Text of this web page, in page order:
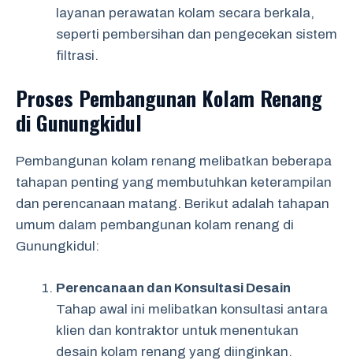
layanan perawatan kolam secara berkala,
seperti pembersihan dan pengecekan sistem
filtrasi.
Proses Pembangunan Kolam Renang
di Gunungkidul
Pembangunan kolam renang melibatkan beberapa
tahapan penting yang membutuhkan keterampilan
dan perencanaan matang. Berikut adalah tahapan
umum dalam pembangunan kolam renang di
Gunungkidul:
Perencanaan dan Konsultasi Desain
Tahap awal ini melibatkan konsultasi antara
klien dan kontraktor untuk menentukan
desain kolam renang yang diinginkan.